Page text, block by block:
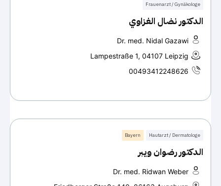
Frauenarzt / Gynäkologe
الدكتور نضال الغزاوي
Dr. med. Nidal Gazawi
Lampestraße 1, 04107 Leipzig
00493412248626
Hautarzt / Dermatologe
Bayern
الدكتور رضوان ويبر
Dr. med. Ridwan Weber